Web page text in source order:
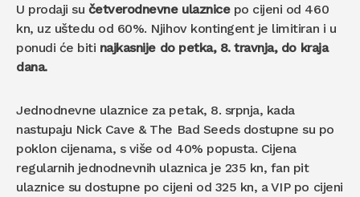
U prodaji su četverodnevne ulaznicepo cijeni od 460
kn, uz uštedu od 60%. Njihov kontingent je limitiran i u
ponudi će biti najkasnije do petka, 8. travnja, do kraja
dana.
Jednodnevne ulaznice za petak, 8. srpnja, kada
nastupaju Nick Cave & The Bad Seeds dostupne su po
poklon cijenama, s više od 40% popusta. Cijena
regularnih jednodnevnih ulaznica je 235 kn, fan pit
ulaznice su dostupne po cijeni od 325 kn, a VIP po cijeni